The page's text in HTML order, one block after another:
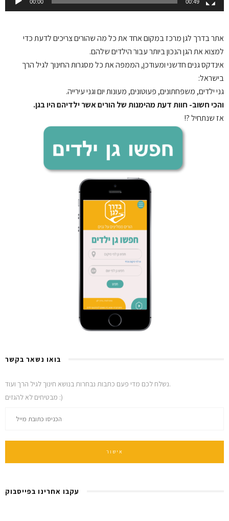
00:00 00:49
אתר בדרך לגןמרכז במקום אחד את כל מה שהורים צריכים לדעת כדי
למצוא את הגן הנכון ביותר עבור הילדים שלהם.
אינדקס גנים חדשני ומעודכן, הממפה את כל מסגרות החינוך לגיל הרך
בישראל:
גני ילדים, משפחתונים, פעוטונים, מעונות יום וגני עירייה.
והכי חשוב- חוות דעת מהימנות של הורים אשר ילדיהם היו בגן.
אז שנתחיל ?!
בואו נשאר בקשר
נשלח לכם מדי פעם כתבות נבחרות בנושא חינוך לגיל הרך ועוד.
מבטיחים לא להגזים :)
עקבו אחרינו בפייסבוק